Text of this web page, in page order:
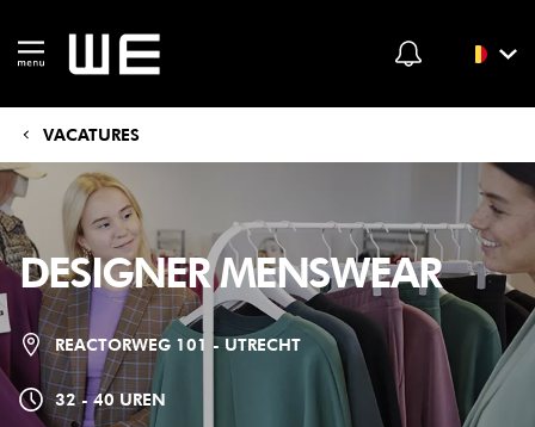
VACATURES
DESIGNER MENSWEAR
REACTORWEG 101 - UTRECHT
32 - 40 UREN